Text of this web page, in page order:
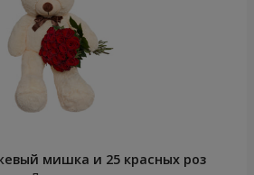
мишка и 25 красных роз